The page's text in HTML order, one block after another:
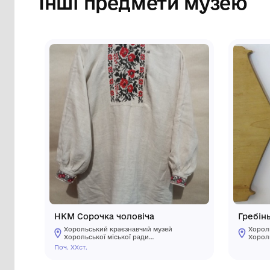
Сторінка музею
Інші предмети